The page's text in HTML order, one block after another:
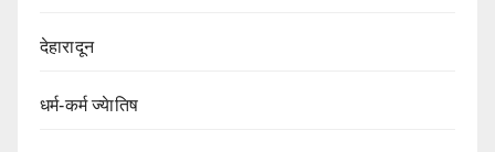
देहारादून
धर्म-कर्म ज्येातिष